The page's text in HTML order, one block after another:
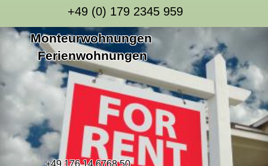
+49 (0) 179 2345 959
Monteurwohnungen
Ferienwohnungen